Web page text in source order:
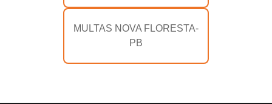
MULTAS NOVA FLORESTA-
PB